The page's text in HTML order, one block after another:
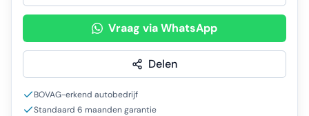
Vraag via WhatsApp
Delen
BOVAG-erkend autobedrijf
Standaard 6 maanden garantie